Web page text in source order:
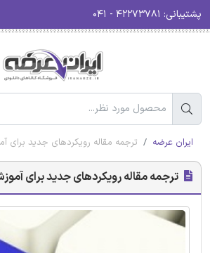
پشتیبانی:
ایران عرضه ترجمه مقاله رویکردهای جدید برای
ترجمه مقاله رویکردهای جدید برای